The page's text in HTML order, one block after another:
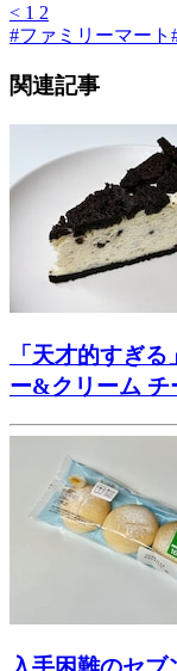
< 1 2
#ファミリーマート
関連記事
「天才的すぎ
ー&クリーム チ